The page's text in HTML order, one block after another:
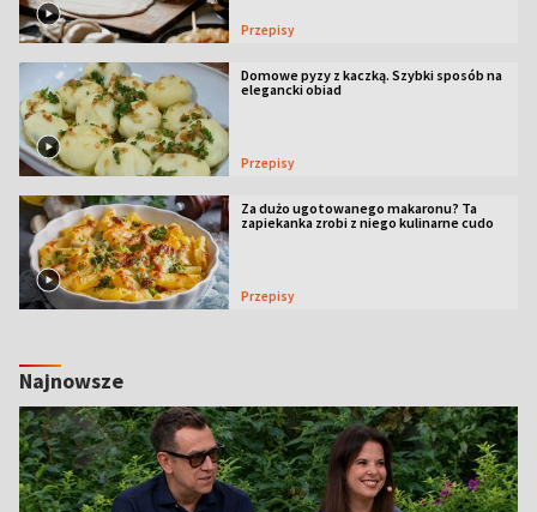
Przepisy
Domowe pyzy z kaczką. Szybki sposób na
elegancki obiad
Przepisy
Za dużo ugotowanego makaronu? Ta
zapiekanka zrobi z niego kulinarne cudo
Przepisy
Najnowsze